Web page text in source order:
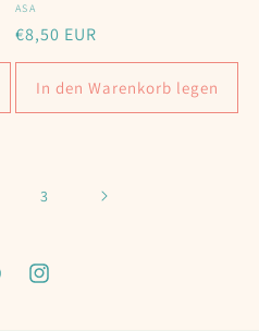
Anbieter:
ASA
Normaler
Preis
€8,50 EUR
In den Warenkorb legen
3
Instagram